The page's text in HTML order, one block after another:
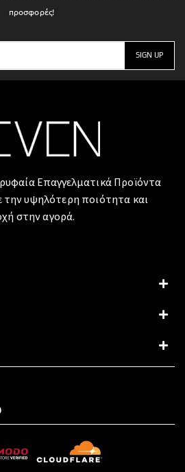
προσφορές!
Επαγγελματικά Προϊόντα
υψηλότερη ποιότητα και
στην αγορά.